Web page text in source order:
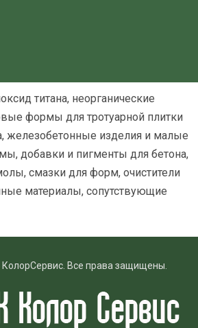
титана, неорганические
формы для тротуарной плитки
железобетонные изделия и малые
добавки и пигменты для бетона,
смазки для форм, очистители
материалы, сопутствующие
Все права защищены.